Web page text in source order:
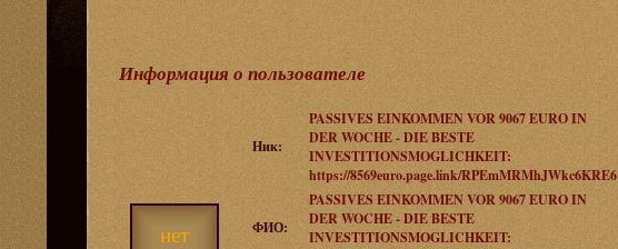
Информация о пользователе
нет
Ник:
PASSIVES EINKOMMEN VOR 9067 EURO IN
DER WOCHE - DIE BESTE
INVESTITIONSMOGLICHKEIT:
https://8569euro.page.link/RPEmMRMhJWkc6KRE6
ФИО:
PASSIVES EINKOMMEN VOR 9067 EURO IN
DER WOCHE - DIE BESTE
INVESTITIONSMOGLICHKEIT: